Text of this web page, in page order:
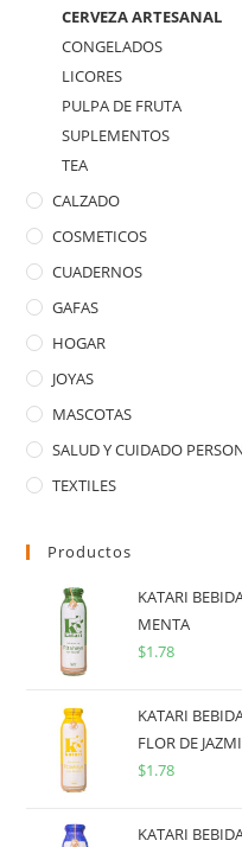
CERVEZA ARTESANAL
CONGELADOS
LICORES
PULPA DE FRUTA
SUPLEMENTOS
TEA
CALZADO
COSMETICOS
CUADERNOS
GAFAS
HOGAR
JOYAS
MASCOTAS
SALUD Y CUIDADO
TEXTILES
Productos
KATARI
MENTA
$1.78
KATARI
FLOR DE
$1.78
KATARI